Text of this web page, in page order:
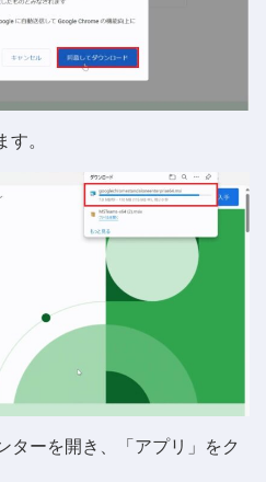
。
ターを開き、「アプリ」をク